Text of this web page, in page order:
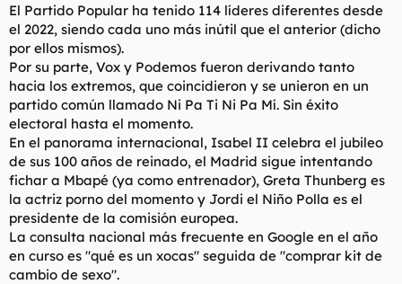
El Partido Popular ha tenido 114 líderes diferentes desde
el 2022, siendo cada uno más inútil que el anterior (dicho
por ellos mismos).
Por su parte, Vox y Podemos fueron derivando tanto
hacia los extremos, que coincidieron y se unieron en un
partido común llamado Ni Pa Ti Ni Pa Mí. Sin éxito
electoral hasta el momento.
En el panorama internacional, Isabel II celebra el jubileo
de sus 100 años de reinado, el Madrid sigue intentando
fichar a Mbapé (ya como entrenador), Greta Thunberg es
la actriz porno del momento y Jordi el Niño Polla es el
presidente de la comisión europea.
La consulta nacional más frecuente en Google en el año
en curso es "qué es un xocas" seguida de "comprar kit de
cambio de sexo".